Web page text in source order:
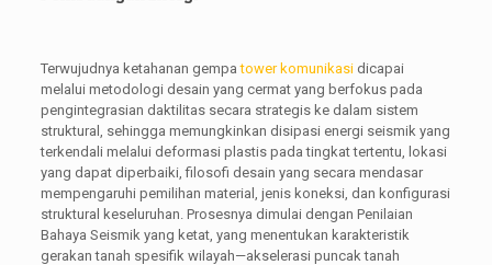
Terwujudnya ketahanan gempatower komunikasidicapai
melalui metodologi desain yang cermat yang berfokus pada
pengintegrasian daktilitas secara strategis ke dalam sistem
struktural, sehingga memungkinkan disipasi energi seismik yang
terkendali melalui deformasi plastis pada tingkat tertentu, lokasi
yang dapat diperbaiki, filosofi desain yang secara mendasar
mempengaruhi pemilihan material, jenis koneksi, dan konfigurasi
struktural keseluruhan. Prosesnya dimulai dengan Penilaian
Bahaya Seismik yang ketat, yang menentukan karakteristik
gerakan tanah spesifik wilayah—akselerasi puncak tanah